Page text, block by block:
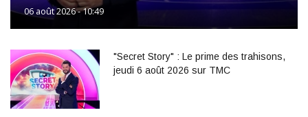
06 août 2026 - 10:49
"Secret Story" : Le prime des trahisons,
jeudi 6 août 2026 sur TMC